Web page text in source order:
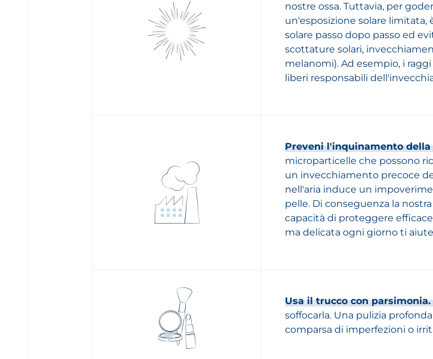
nostre ossa. Tuttavia, per
un'esposizione solare limitata,
solare passo dopo passo ed
scottature solari,
melanomi). Ad esempio, i
liberi responsabili
Preveni l'inquinamento
microparticelle che possono
un invecchiamento precoce
nell'aria induce un
pelle. Di conseguenza la
capacità di proteggere
ma delicata ogni giorno ti
Usa il trucco con parsimonia.
soffocarla. Una pulizia
comparsa di imperfezioni o